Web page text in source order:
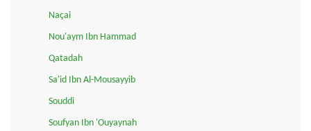
Naçai
Nou'aym Ibn Hammad
Qatadah
Sa'id Ibn Al-Mousayyib
Souddi
Soufyan Ibn 'Ouyaynah